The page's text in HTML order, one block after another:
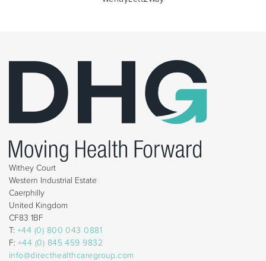
Withey Court
Western Industrial Estate
Caerphilly
United Kingdom
CF83 1BF
T: +44 (0) 800 043 0881
F: +44 (0) 845 459 9832
info@directhealthcaregroup.com